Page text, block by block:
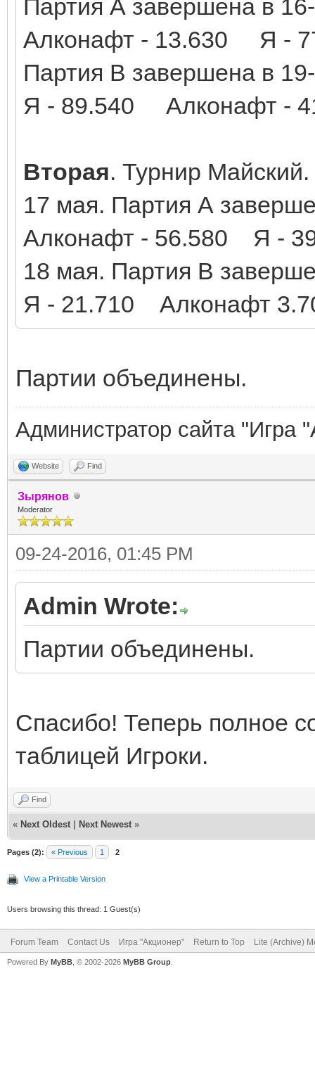
Партия А завершена в
Алконафт - 13.630 Я -
Партия В завершена в
Я - 89.540 Алконафт -
Вторая. Турнир Майский.
17 мая. Партия А
Алконафт - 56.580 Я -
18 мая. Партия В
Я - 21.710 Алконафт
Партии объединены.
Администратор сайта "Игра
Website Find
Зырянов
Moderator
09-24-2016, 01:45 PM
Admin Wrote:
Партии объединены.
Спасибо! Теперь полное
таблицей Игроки.
Find
« Next Oldest Next Newest »
Pages (2): « Previous 1 2
View a Printable Version
Users browsing this thread: 1 Guest(s)
Forum Team Contact Us Игра "Акционер" Return to Top Lite (Archive)
Powered By MyBB , © 2002-2026 MyBB Group